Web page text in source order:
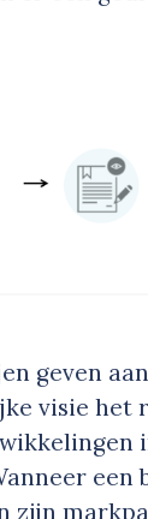
geven
visie het
een
zijn